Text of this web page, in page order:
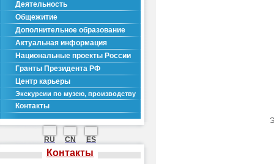
Деятельность
Общежитие
Дополнительное образование
Актуальная информация
Национальные проекты России
Гранты Президента РФ
Центр карьеры
Экскурсии по музею, производству
Контакты
RU CN ES
Контакты